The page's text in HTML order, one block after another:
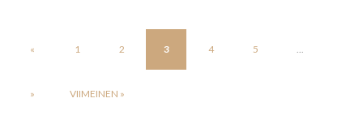
« 1 2 3 4 5 ...
» VIIMEINEN »